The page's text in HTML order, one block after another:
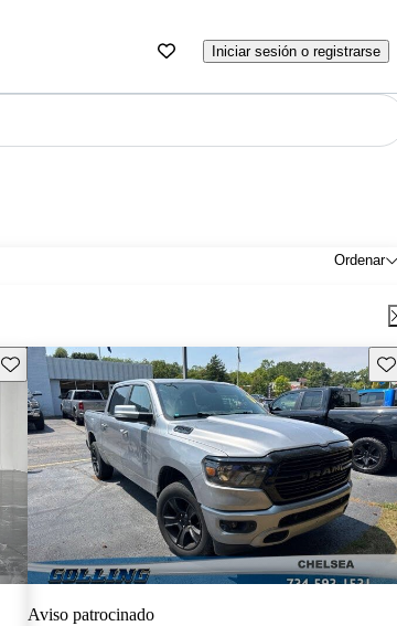
Iniciar sesión o registrarse
Ordenar
Guarda este Aviso
Aviso patrocinado